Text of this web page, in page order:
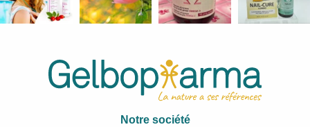
Notre société